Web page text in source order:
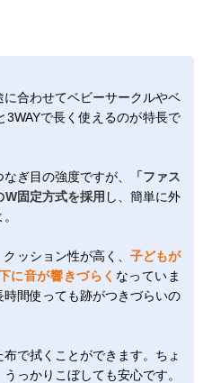
合わせてベビーサークルやベ
3WAYで長く使えるのが特長で
ぎ目の強度ですが、
「ファス
固定方式を採用 し、簡単に外
ッション性が高く、 子どもが
に音が響きづらく なっていま
間使っても跡がつきづらいの
で拭くことができます。ちょ
っかりこぼしても安心です。